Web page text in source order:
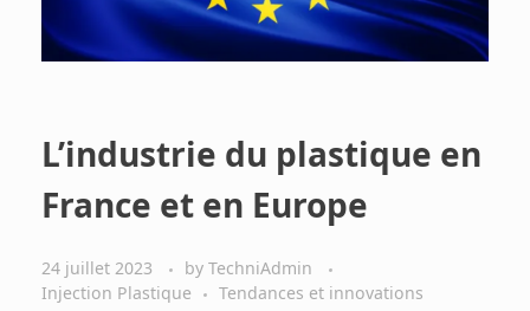
L’industrie du plastique en
France et en Europe
24 juillet 2023 by TechniAdmin
Injection Plastique
Tendances et innovations